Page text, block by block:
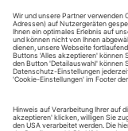
wobei die Gast-
durchaus verwandt
Stimmenfest
Camarena